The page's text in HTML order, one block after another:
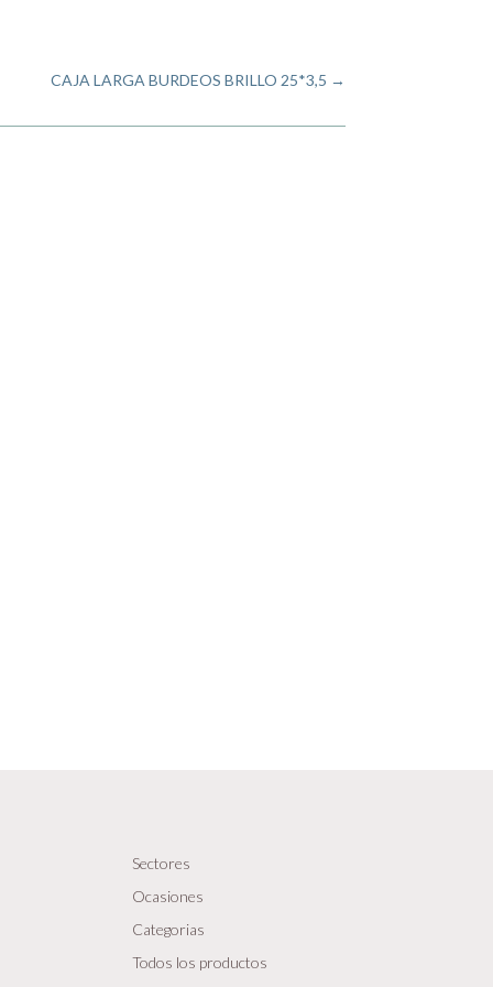
CAJA LARGA BURDEOS BRILLO 25*3,5 →
Sectores
Ocasiones
Categorias
Todos los productos